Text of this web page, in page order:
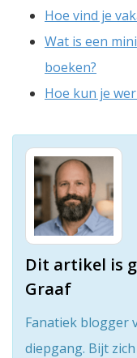
Hoe vind je
Wat is een
boeken?
Hoe kun je
Dit artikel is
Graaf
Fanatiek blogger
diepgang. Bijt